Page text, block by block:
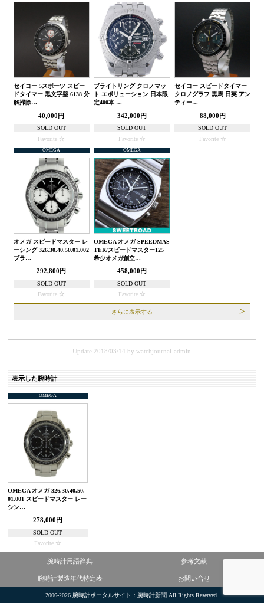
セイコー 5スポーツ スピー
ドタイマー 黒文字盤 6138 分
解掃除…
40,000円
SOLD OUT
Favorite
ブライトリング クロノマッ
ト エボリューション 日本限
定400本 …
342,000円
SOLD OUT
Favorite
セイコー スピードタイマー
クロノグラフ 黒馬 日英 アン
ティー…
88,000円
SOLD OUT
Favorite
OMEGA
オメガ スピードマスター レ
ーシング 326.30.40.50.01.002
ブラ…
292,800円
SOLD OUT
Favorite
OMEGA
OMEGA オメガ SPEEDMAS
TER/スピードマスター125
希少オメガ創立…
458,000円
SOLD OUT
Favorite
さらに表示する
Update 2018/03/14 bywatchjournal-admin
表示した腕時計
OMEGA
OMEGA オメガ 326.30.40.50.
01.001 スピードマスター レー
シン…
278,000円
SOLD OUT
Favorite
腕時計用語辞典 参考文献
腕時計製造年代特定表 お問い合せ
2006-2026 腕時計ポータルサイト：腕時計新聞 All Rights Reserved.